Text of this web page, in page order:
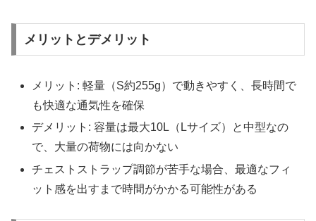
メリットとデメリット
メリット: 軽量（S約255g）で動きやすく、長時間で
も快適な通気性を確保
デメリット: 容量は最大10L（Lサイズ）と中型なの
で、大量の荷物には向かない
チェストストラップ調節が苦手な場合、最適なフィ
ット感を出すまで時間がかかる可能性がある